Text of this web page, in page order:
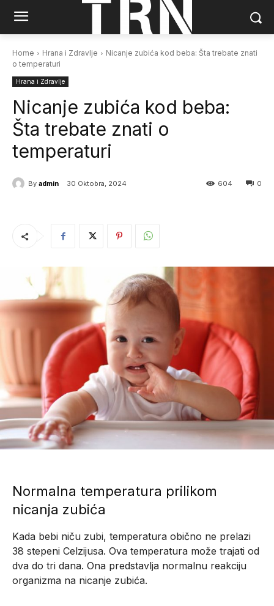
Home Hrana i Zdravlje
Nicanje zubića kod beba: Šta trebate znati
o temperaturi
Hrana i Zdravlje
Nicanje zubića kod beba:
Šta trebate znati o
temperaturi
By admin 30 Oktobra, 2024 0
604
Normalna temperatura prilikom
nicanja zubića
Kada bebi niču zubi, temperatura obično ne prelazi
38 stepeni Celzijusa. Ova temperatura može trajati od
dva do tri dana. Ona predstavlja normalnu reakciju
organizma na nicanje zubića.